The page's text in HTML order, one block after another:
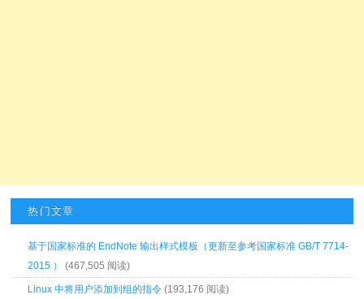
热门文章
基于国家标准的 EndNote 输出样式模板（更新至参考国家标准 GB/T 7714-
2015 ）
(467,505 阅读)
Linux 中将用户添加到组的指令 (193,176 阅读)